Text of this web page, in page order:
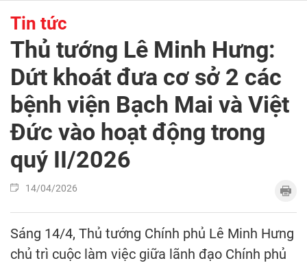
Tin tức
Thủ tướng Lê Minh Hưng:
Dứt khoát đưa cơ sở 2 các
bệnh viện Bạch Mai và Việt
Đức vào hoạt động trong
quý II/2026
14/04/2026
Sáng 14/4, Thủ tướng Chính phủ Lê Minh Hưng
chủ trì cuộc làm việc giữa lãnh đạo Chính phủ